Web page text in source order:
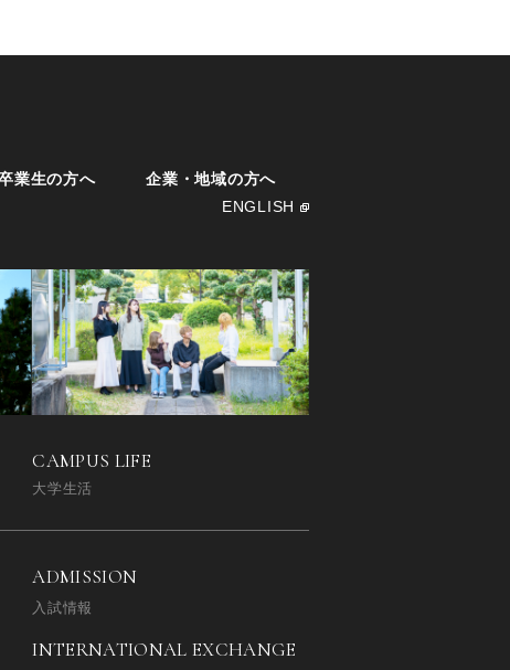
業生の方へ
企業・地域の方へ
ENGLISH
CAMPUS LIFE
大学生活
ADMISSION
入試情報
INTERNATIONAL EXCHANGE